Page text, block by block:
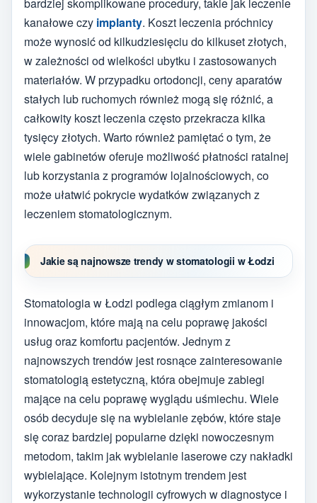
bardziej skomplikowane procedury, takie jak leczenie
kanałowe czy implanty. Koszt leczenia próchnicy
może wynosić od kilkudziesięciu do kilkuset złotych,
w zależności od wielkości ubytku i zastosowanych
materiałów. W przypadku ortodoncji, ceny aparatów
stałych lub ruchomych również mogą się różnić, a
całkowity koszt leczenia często przekracza kilka
tysięcy złotych. Warto również pamiętać o tym, że
wiele gabinetów oferuje możliwość płatności ratalnej
lub korzystania z programów lojalnościowych, co
może ułatwić pokrycie wydatków związanych z
leczeniem stomatologicznym.
Jakie są najnowsze trendy w stomatologii w Łodzi
Stomatologia w Łodzi podlega ciągłym zmianom i
innowacjom, które mają na celu poprawę jakości
usług oraz komfortu pacjentów. Jednym z
najnowszych trendów jest rosnące zainteresowanie
stomatologią estetyczną, która obejmuje zabiegi
mające na celu poprawę wyglądu uśmiechu. Wiele
osób decyduje się na wybielanie zębów, które staje
się coraz bardziej popularne dzięki nowoczesnym
metodom, takim jak wybielanie laserowe czy nakładki
wybielające. Kolejnym istotnym trendem jest
wykorzystanie technologii cyfrowych w diagnostyce i